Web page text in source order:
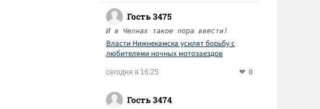
Гость 3475
И в Челнах такое пора ввести!
Власти Нижнекамска усилят борьбу с
любителями ночных мотозаездов
сегодня в 16:25 0
Гость 3474